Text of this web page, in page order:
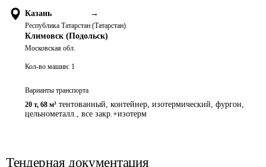
Казань →
Республика Татарстан (Татарстан)
Климовск (Подольск)
Московская обл.
Кол-во машин: 1
Варианты транспорта
20 т, 68 м³ тентованный, контейнер, изотермический, фургон,
цельнометалл., все закр.+изотерм
Тендерная документация